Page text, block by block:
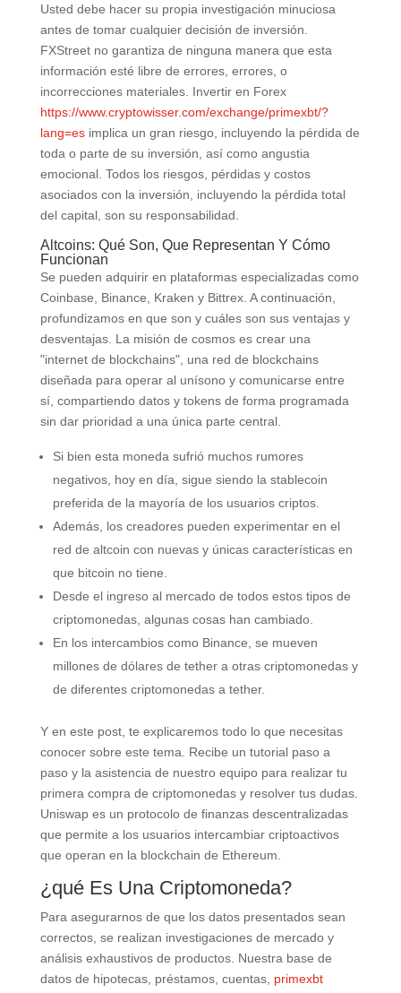
Usted debe hacer su propia investigación minuciosa
antes de tomar cualquier decisión de inversión.
FXStreet no garantiza de ninguna manera que esta
información esté libre de errores, errores, o
incorrecciones materiales. Invertir en Forex
https://www.cryptowisser.com/exchange/primexbt/?
lang=esimplica un gran riesgo, incluyendo la pérdida de
toda o parte de su inversión, así como angustia
emocional. Todos los riesgos, pérdidas y costos
asociados con la inversión, incluyendo la pérdida total
del capital, son su responsabilidad.
Altcoins: Qué Son, Que Representan Y Cómo
Funcionan
Se pueden adquirir en plataformas especializadas como
Coinbase, Binance, Kraken y Bittrex. A continuación,
profundizamos en que son y cuáles son sus ventajas y
desventajas. La misión de cosmos es crear una
"internet de blockchains", una red de blockchains
diseñada para operar al unísono y comunicarse entre
sí, compartiendo datos y tokens de forma programada
sin dar prioridad a una única parte central.
Si bien esta moneda sufrió muchos rumores
negativos, hoy en día, sigue siendo la stablecoin
preferida de la mayoría de los usuarios criptos.
Además, los creadores pueden experimentar en el
red de altcoin con nuevas y únicas características en
que bitcoin no tiene.
Desde el ingreso al mercado de todos estos tipos de
criptomonedas, algunas cosas han cambiado.
En los intercambios como Binance, se mueven
millones de dólares de tether a otras criptomonedas y
de diferentes criptomonedas a tether.
Y en este post, te explicaremos todo lo que necesitas
conocer sobre este tema. Recibe un tutorial paso a
paso y la asistencia de nuestro equipo para realizar tu
primera compra de criptomonedas y resolver tus dudas.
Uniswap es un protocolo de finanzas descentralizadas
que permite a los usuarios intercambiar criptoactivos
que operan en la blockchain de Ethereum.
¿qué Es Una Criptomoneda?
Para asegurarnos de que los datos presentados sean
correctos, se realizan investigaciones de mercado y
análisis exhaustivos de productos. Nuestra base de
datos de hipotecas, préstamos, cuentas, primexbt